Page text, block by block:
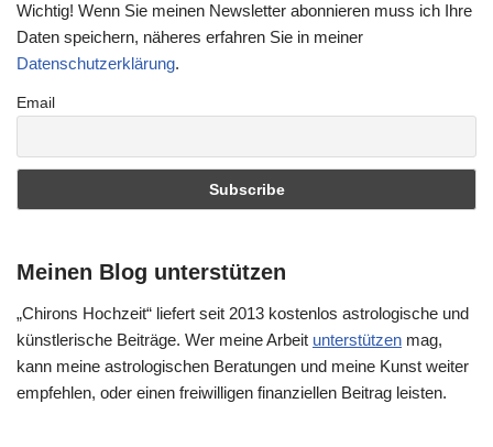
Wichtig! Wenn Sie meinen Newsletter abonnieren muss ich Ihre
Daten speichern, näheres erfahren Sie in meiner
Datenschutzerklärung.
Email
Meinen Blog unterstützen
„Chirons Hochzeit“ liefert seit 2013 kostenlos astrologische und
künstlerische Beiträge. Wer meine Arbeit unterstützen mag,
kann meine astrologischen Beratungen und meine Kunst weiter
empfehlen, oder einen freiwilligen finanziellen Beitrag leisten.